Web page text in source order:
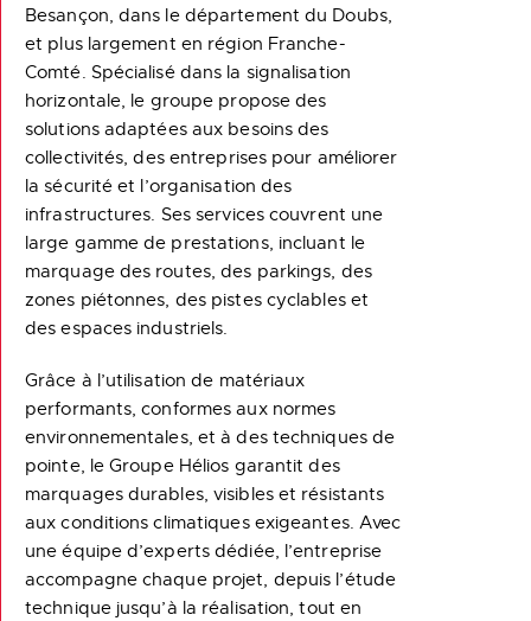
Besançon, dans le département du Doubs,
et plus largement en région Franche-
Comté. Spécialisé dans la signalisation
horizontale, le groupe propose des
solutions adaptées aux besoins des
collectivités, des entreprises pour améliorer
la sécurité et l’organisation des
infrastructures. Ses services couvrent une
large gamme de prestations, incluant le
marquage des routes, des parkings, des
zones piétonnes, des pistes cyclables et
des espaces industriels.
Grâce à l’utilisation de matériaux
performants, conformes aux normes
environnementales, et à des techniques de
pointe, le Groupe Hélios garantit des
marquages durables, visibles et résistants
aux conditions climatiques exigeantes. Avec
une équipe d’experts dédiée, l’entreprise
accompagne chaque projet, depuis l’étude
technique jusqu’à la réalisation, tout en